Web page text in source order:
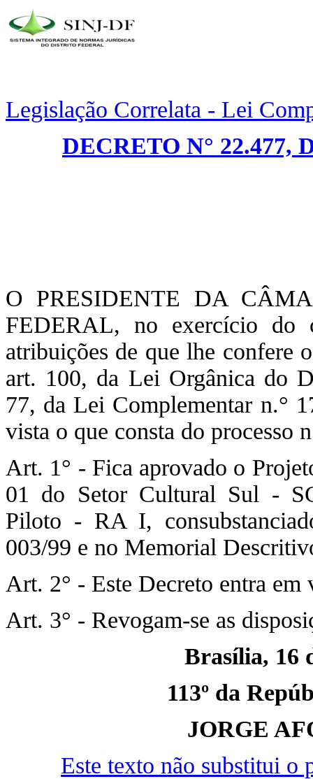
Legislação Correlata - Lei
DECRETO N° 22.477,
O PRESIDENTE DA
FEDERAL, no exercício do
atribuições de que lhe
art. 100, da Lei Orgânica do
77, da Lei Complementar n.°
vista o que consta do processo
Art. 1° - Fica aprovado o
01 do Setor Cultural Sul -
Piloto - RA I,
003/99 e no Memorial
Art. 2° - Este Decreto entra em
Art. 3° - Revogam-se as
Brasília, 16
113º da
JORGE
Este texto não substitui o